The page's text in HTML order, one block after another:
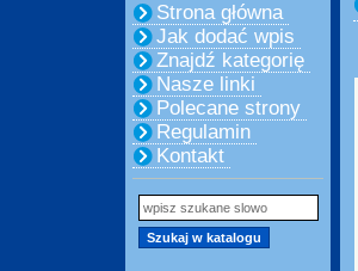
Strona główna
Jak dodać wpis
Znajdź kategorię
Nasze linki
Polecane strony
Regulamin
Kontakt